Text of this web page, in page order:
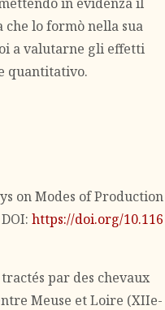
in evidenza il
lo formò nella sua
a valutarne gli effetti
quantitativo.
on Modes of Production
https://doi.org/10.116
par des chevaux
Meuse et Loire (XIIe-